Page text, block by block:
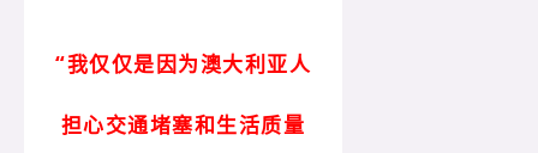
“我仅仅是因为澳大利亚人
担心交通堵塞和生活质量